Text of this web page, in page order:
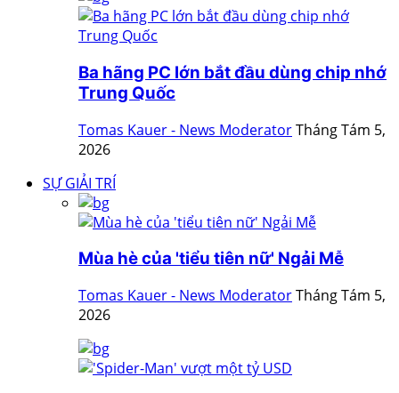
Ba hãng PC lớn bắt đầu dùng chip nhớ
Trung Quốc
Tomas Kauer - News ModeratorTháng Tám 5,
2026
SỰ GIẢI TRÍ
Mùa hè của 'tiểu tiên nữ' Ngải Mễ
Tomas Kauer - News ModeratorTháng Tám 5,
2026